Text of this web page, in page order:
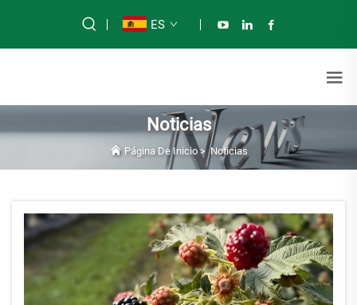
ES
Noticias
Página De Inicio>Noticias